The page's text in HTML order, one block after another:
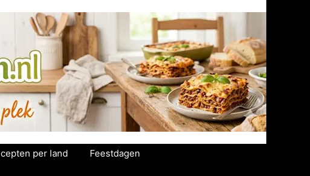
per land Feestdagen